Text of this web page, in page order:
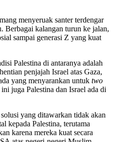
menyeruak santer terdengar
Berbagai kalangan turun ke jalan,
sampai generasi Z yang kuat
Palestina di antaranya adalah
penjajah Israel atas Gaza,
yang menyarankan untuk two
juga Palestina dan Israel ada di
yang ditawarkan tidak akan
kepada Palestina, terutama
karena mereka kuat secara